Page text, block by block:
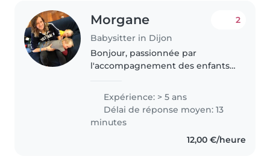
Morgane
Babysitter in Dijon
2
Bonjour, passionnée par
l'accompagnement des enfants
souhaite aujourd'hui proposer
mes services de garde avec
sérieux et bienveillance. Mon
Expérience: > 5 ans
Délai de réponse moyen: 13
minutes
12,00 €/heure